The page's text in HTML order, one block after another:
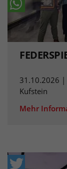
31.10.2026
Kufstein
Mehr